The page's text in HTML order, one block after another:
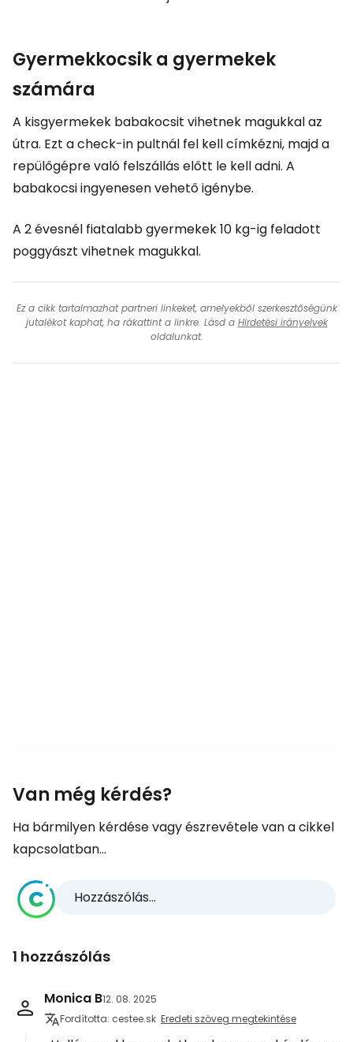
Gyermekkocsik a gyermekek
számára
A kisgyermekek babakocsit vihetnek magukkal az
útra. Ezt a check-in pultnál fel kell címkézni, majd a
repülőgépre való felszállás előtt le kell adni. A
babakocsi ingyenesen vehető igénybe.
A 2 évesnél fiatalabb gyermekek 10 kg-ig feladott
poggyászt vihetnek magukkal.
Ez a cikk tartalmazhat partneri linkeket, amelyekből szerkesztőségünk
jutalékot kaphat, ha rákattint a linkre. Lásd a Hirdetési irányelvek
oldalunkat.
Van még kérdés?
Ha bármilyen kérdése vagy észrevétele van a cikkel
kapcsolatban...
Hozzászólás...
1 hozzászólás
Monica B12. 08. 2025
Fordította: cestee.sk Eredeti szöveg megtekintése